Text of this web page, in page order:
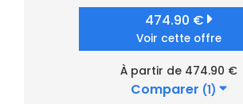
474.90 €
Voir cette offre
À partir de 474.90 €
Comparer (1)